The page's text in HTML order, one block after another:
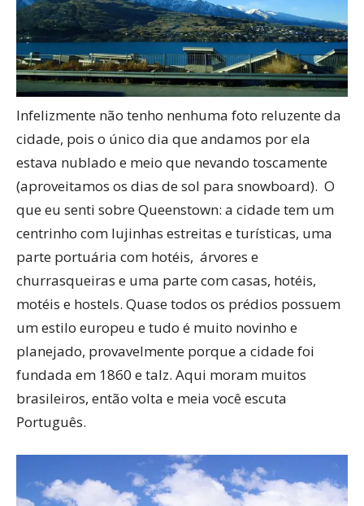
Infelizmente não tenho nenhuma foto reluzente da
cidade, pois o único dia que andamos por ela
estava nublado e meio que nevando toscamente
(aproveitamos os dias de sol para snowboard). O
que eu senti sobre Queenstown: a cidade tem um
centrinho com lujinhas estreitas e turísticas, uma
parte portuária com hotéis, árvores e
churrasqueiras e uma parte com casas, hotéis,
motéis e hostels. Quase todos os prédios possuem
um estilo europeu e tudo é muito novinho e
planejado, provavelmente porque a cidade foi
fundada em 1860 e talz. Aqui moram muitos
brasileiros, então volta e meia você escuta
Português.